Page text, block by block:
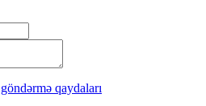
qaydaları